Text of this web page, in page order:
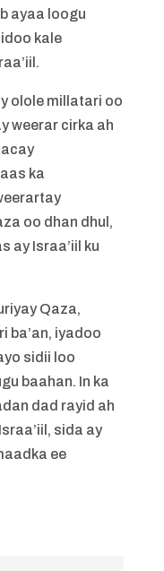
ayaa loogu
kale
olole millatari oo
weerar cirka ah
ka
oo dhan dhul,
ay Israa’iil ku
Qaza,
ba’an, iyadoo
sidii loo
baahan. In ka
dad rayid ah
sida ay
ee